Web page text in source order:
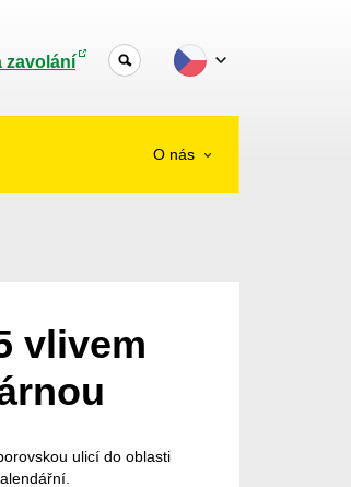
zavolání
O nás
vlivem
ulicí do oblasti